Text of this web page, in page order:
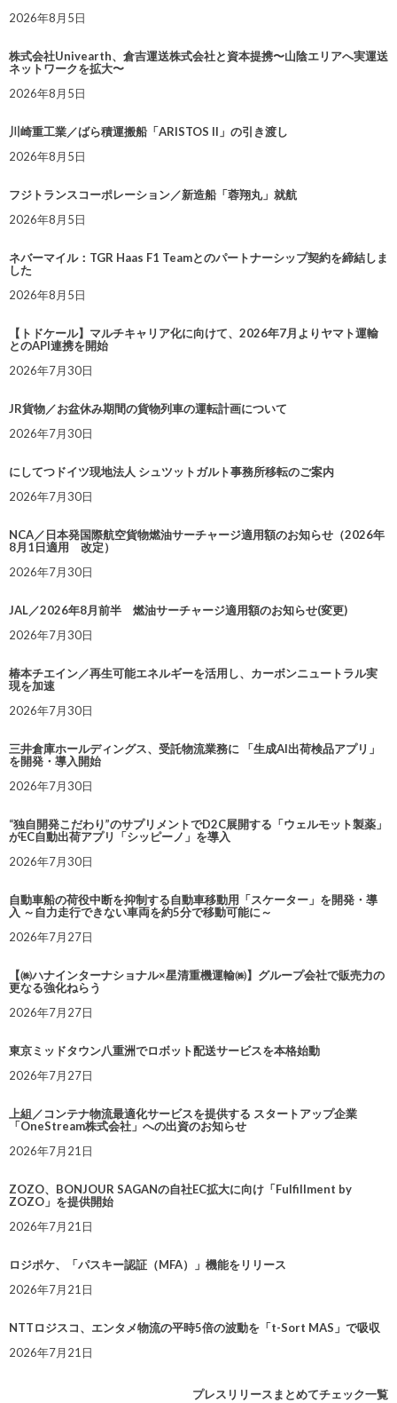
2026年8月5日
株式会社Univearth、倉吉運送株式会社と資本提携〜山陰エリアへ実運送
ネットワークを拡大〜
2026年8月5日
川崎重工業／ばら積運搬船「ARISTOS II」の引き渡し
2026年8月5日
フジトランスコーポレーション／新造船「蓉翔丸」就航
2026年8月5日
ネバーマイル：TGR Haas F1 Teamとのパートナーシップ契約を締結しま
した
2026年8月5日
【トドケール】マルチキャリア化に向けて、2026年7月よりヤマト運輸
とのAPI連携を開始
2026年7月30日
JR貨物／お盆休み期間の貨物列車の運転計画について
2026年7月30日
にしてつドイツ現地法人 シュツットガルト事務所移転のご案内
2026年7月30日
NCA／日本発国際航空貨物燃油サーチャージ適用額のお知らせ（2026年
8月1日適用 改定）
2026年7月30日
JAL／2026年8月前半 燃油サーチャージ適用額のお知らせ(変更)
2026年7月30日
椿本チエイン／再生可能エネルギーを活用し、カーボンニュートラル実
現を加速
2026年7月30日
三井倉庫ホールディングス、受託物流業務に 「生成AI出荷検品アプリ」
を開発・導入開始
2026年7月30日
“独自開発こだわり”のサプリメントでD2C展開する「ウェルモット製薬」
がEC自動出荷アプリ「シッピーノ」を導入
2026年7月30日
自動車船の荷役中断を抑制する自動車移動用「スケーター」を開発・導
入 ～自力走行できない車両を約5分で移動可能に～
2026年7月27日
【㈱ハナインターナショナル×星清重機運輸㈱】グループ会社で販売力の
更なる強化ねらう
2026年7月27日
東京ミッドタウン八重洲でロボット配送サービスを本格始動
2026年7月27日
上組／コンテナ物流最適化サービスを提供する スタートアップ企業
「OneStream株式会社」への出資のお知らせ
2026年7月21日
ZOZO、BONJOUR SAGANの自社EC拡大に向け「Fulfillment by
ZOZO」を提供開始
2026年7月21日
ロジポケ、「パスキー認証（MFA）」機能をリリース
2026年7月21日
NTTロジスコ、エンタメ物流の平時5倍の波動を「t-Sort MAS」で吸収
2026年7月21日
プレスリリースまとめてチェック一覧